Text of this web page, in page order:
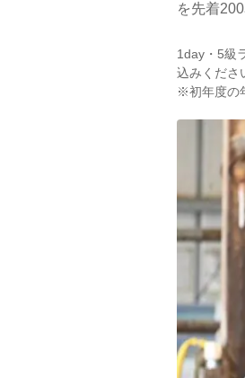
を先着
1day・5級
込みくださ
※初年度の